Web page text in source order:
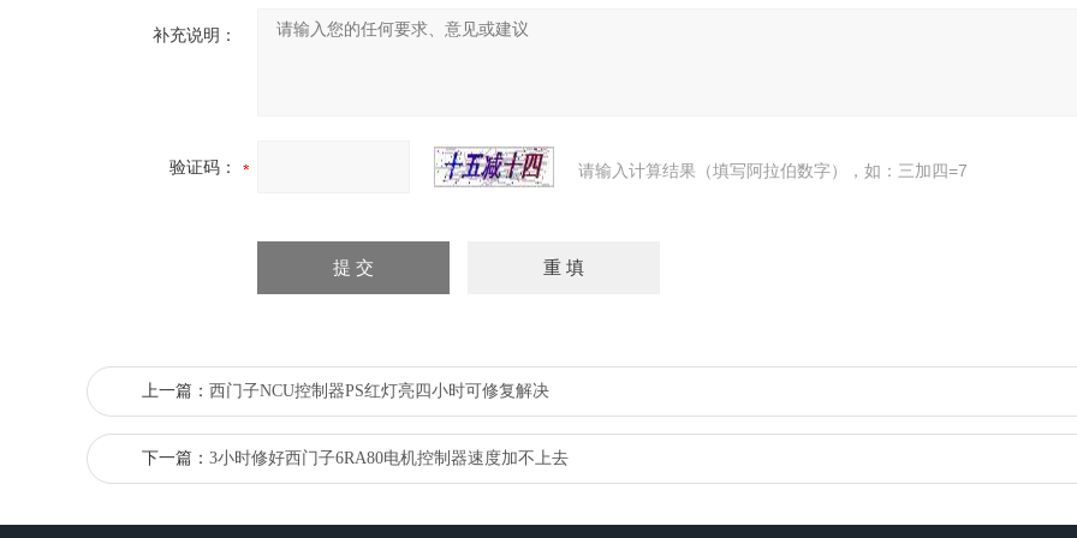
补充说明：
验证码： 请输入计算结果（填写阿拉伯数字），如：三加四=7
上一篇： 西门子NCU控制器PS红灯亮四小时可修复解决
下一篇： 3小时修好西门子6RA80电机控制器速度加不上去